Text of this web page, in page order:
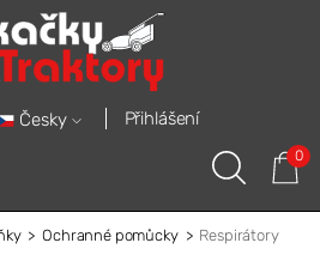
Česky Přihlášení
0
Ochranné pomůcky Respirátory